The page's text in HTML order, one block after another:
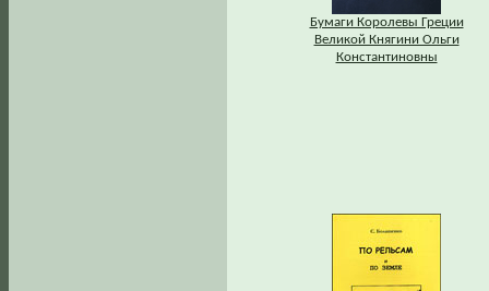
Бумаги Королевы Греции
Великой Княгини Ольги
Константиновны